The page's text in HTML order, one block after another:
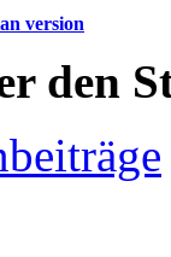
version
den